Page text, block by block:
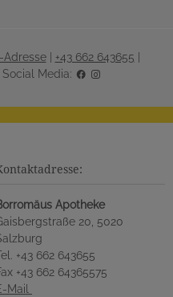
Adresse| +43 662 643655
Media:
Apotheke
20, 5020
+43 662 643655
+43 662 64365575
Mail